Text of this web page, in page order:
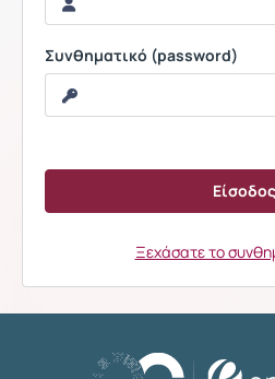
Συνθηματικό (password)
Ξεχάσατε το